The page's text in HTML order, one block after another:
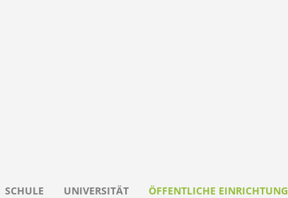
SCHULE UNIVERSITÄT ÖFFENTLICHE EINRICHTUNG